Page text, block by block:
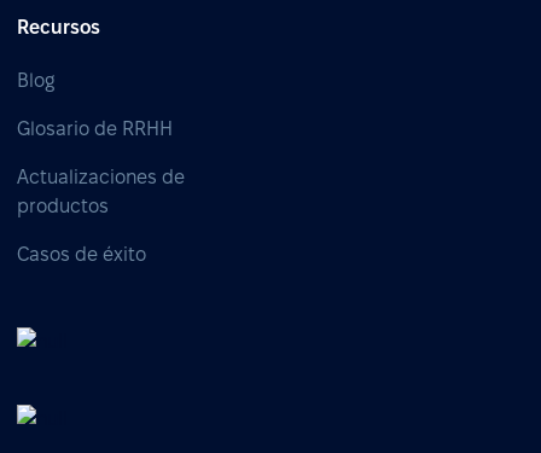
Recursos
Blog
Glosario de RRHH
Actualizaciones de
productos
Casos de éxito